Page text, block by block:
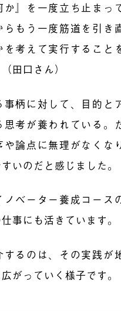
か』を一度立ち止まっ
もう一度筋道を引き
を考えて実行すること
田口さん）
事柄に対して、目的と
思考が養われている。
や論点に無理がなくな
いのだと感じました。
ノベーター養成コース
事にも活きています。
するのは、その実践が
がっていく様子です。